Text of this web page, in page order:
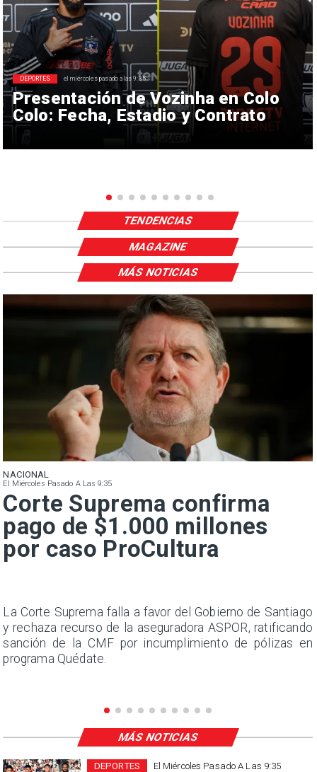
Presentación de Vozinha en Colo
Colo: Fecha, Estadio y Contrato
DEPORTES el miércoles pasado a las 9:35
TENDENCIAS
MAGAZINE
NACIONAL
El Miércoles Pasado A Las 9:35
Corte Suprema confirma
pago de $1.000 millones
por caso ProCultura
La Corte Suprema falla a favor del Gobierno de Santiago
y rechaza recurso de la aseguradora ASPOR, ratificando
sanción de la CMF por incumplimiento de pólizas en
programa Quédate.
MÁS NOTICIAS
El Miércoles Pasado A Las 9:35
DEPORTES
MÁS NOTICIAS